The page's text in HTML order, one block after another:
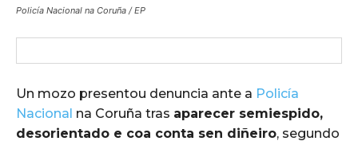
Policía Nacional na Coruña / EP
Un mozo presentou denuncia ante a Policía
Nacional na Coruña tras aparecer semiespido,
desorientado e coa conta sen diñeiro, segundo